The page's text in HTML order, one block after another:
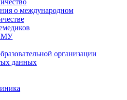
о международном
организации
данных